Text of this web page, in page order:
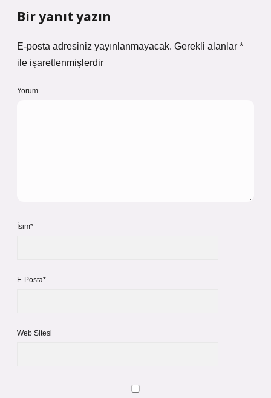
Bir yanıt yazın
E-posta adresiniz yayınlanmayacak. Gerekli alanlar *
ile işaretlenmişlerdir
Yorum
İsim*
E-Posta*
Web Sitesi